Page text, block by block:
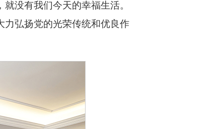
没有我们今天的幸福生活。
力弘扬党的光荣传统和优良作